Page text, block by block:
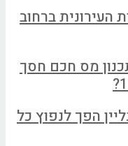
ברחוב
מס חכם חסך
הפך לנפוץ כל